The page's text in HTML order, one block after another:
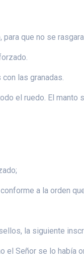
que no se
las granadas.
el ruedo. El manto
a la orden
la siguiente
el Señor se lo había